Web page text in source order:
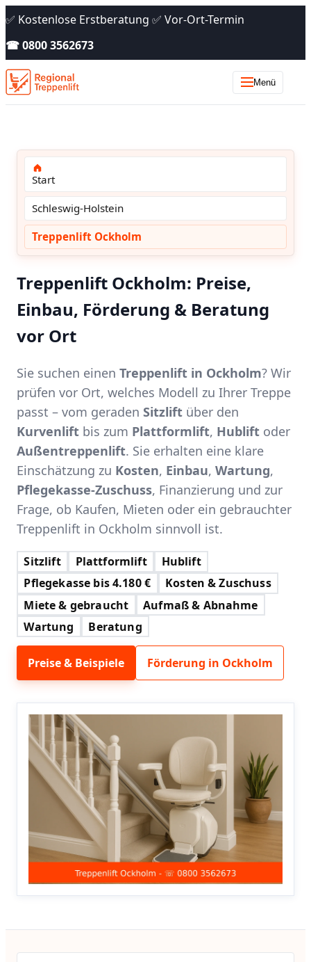
✅ Kostenlose Erstberatung ✅ Vor-Ort-Termin
☎ 0800 3562673
Menü
Start
Schleswig-Holstein
Treppenlift Ockholm
Treppenlift Ockholm: Preise,
Einbau, Förderung & Beratung
vor Ort
Sie suchen einen Treppenlift in Ockholm? Wir
prüfen vor Ort, welches Modell zu Ihrer Treppe
passt – vom geraden Sitzlift über den
Kurvenlift bis zum Plattformlift, Hublift oder
Außentreppenlift. Sie erhalten eine klare
Einschätzung zu Kosten, Einbau, Wartung,
Pflegekasse-Zuschuss, Finanzierung und zur
Frage, ob Kaufen, Mieten oder ein gebrauchter
Treppenlift in Ockholm sinnvoll ist.
Sitzlift Plattformlift
Hublift
Pflegekasse bis 4.180 €
Kosten & Zuschuss
Miete & gebraucht
Aufmaß & Abnahme
Wartung
Beratung
Preise & Beispiele Förderung in Ockholm